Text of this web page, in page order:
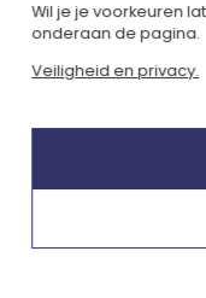
Wil je je voorkeuren
onderaan de pagina.
Veiligheid en privacy.